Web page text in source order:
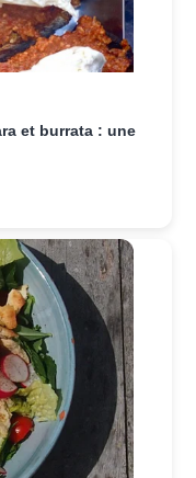
et burrata : une